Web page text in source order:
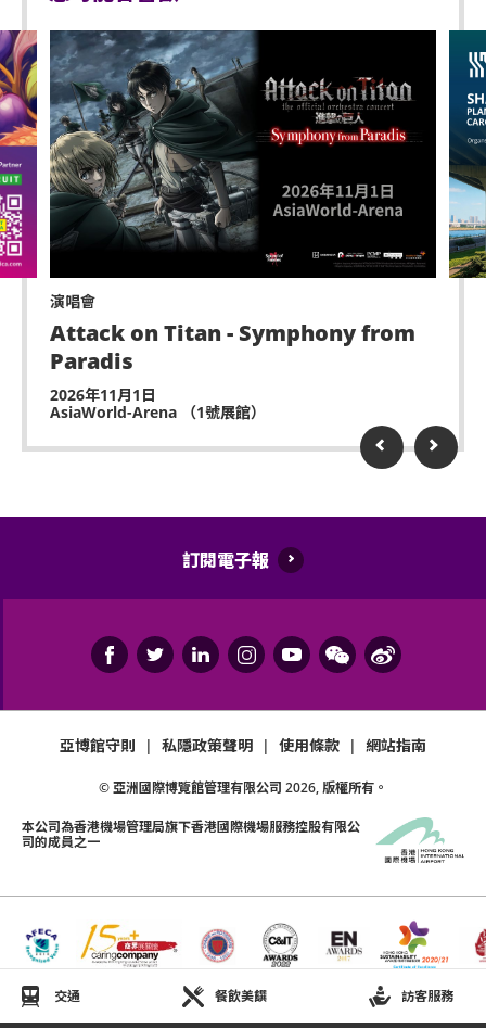
交通 餐飲美饌 訪客服務
演唱會
Attack on Titan - Symphony from
Paradis
2026年11月1日
AsiaWorld-Arena （1號展館）
訂閱電子報
亞博館守則 | 私隱政策聲明 | 使用條款 | 網站指南
© 亞洲國際博覽館管理有限公司 2026, 版權所有。
本公司為香港機場管理局旗下香港國際機場服務控股有限公
司的成員之一